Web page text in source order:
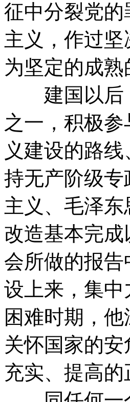
征中分裂党
主义，作过
为坚定的成
建国以后，
之一，积极
义建设的路
持无产阶级
主义、毛泽
改造基本完
会所做的报
设上来，集
困难时期，
关怀国家的
充实、提高